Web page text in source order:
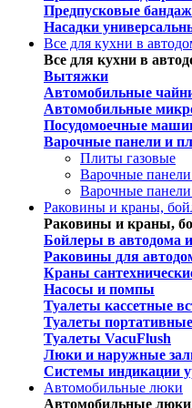
Предпусковые
Насадки
Все для кухни в
Все для кухни в
Вытяжки
Автомобильные
Автомобильные
Посудомоечные
Варочные панели и
Плиты газовые
Варочные панели
Варочные
Раковины и краны,
Раковины и краны,
Бойлеры в автодома
Раковины для
Краны
Насосы и помпы
Туалеты кассетные
Туалеты портативные
Туалеты VacuFlush
Люки и наружные
Системы индикации
Автомобильные люки
Автомобильные люки